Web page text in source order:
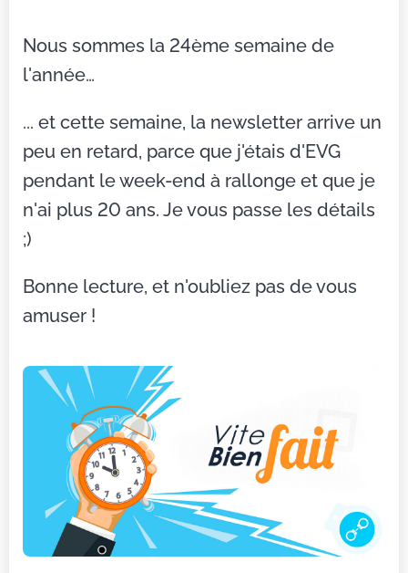
Nous sommes la 24ème semaine de
l'année…
... et cette semaine, la newsletter arrive un
peu en retard, parce que j'étais d'EVG
pendant le week-end à rallonge et que je
n'ai plus 20 ans. Je vous passe les détails
;)
Bonne lecture, et n'oubliez pas de vous
amuser !